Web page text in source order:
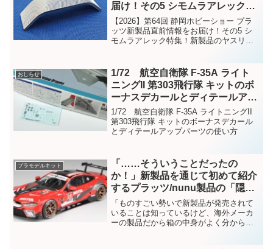
届け！その5 シモムラアレック特
集！新製品のヤスリに注目！
【2026】第64回 静岡ホビーショー プラ
ッツ新製品直前情報をお届け！その5 シ
モムラアレック特集！新製品のヤスリに
おしらせ
1/72 航空自衛隊 F-35A ライト
ニングII 第303飛行隊 キットのボ
ーナスデカールとディテールアッ
プパーツの使い方
1/72 航空自衛隊 F-35A ライトニングII
第303飛行隊 キットのボーナスデカール
とディテールアップパーツの使い方
プラモデルキット
「……そういうことだったの
か！」新製品を通じて初めて紹介
するプラッツ/nunu製品の「隠さ
れた正体」
「ものすごい勢いで新製品が発売されて
いることは知っているけど、海外メーカ
ーの製品だから箱の中身がよく分からな